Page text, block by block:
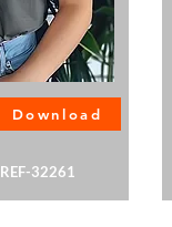
Download
REF-32261